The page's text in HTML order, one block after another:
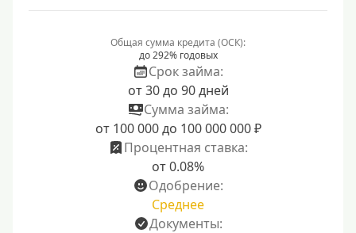
Общая сумма кредита (ОСК):
до 292% годовых
Срок займа:
от 30 до 90 дней
Сумма займа:
от 100 000 до 100 000 000 ₽
Процентная ставка:
от 0.08%
Одобрение:
Среднее
Документы: